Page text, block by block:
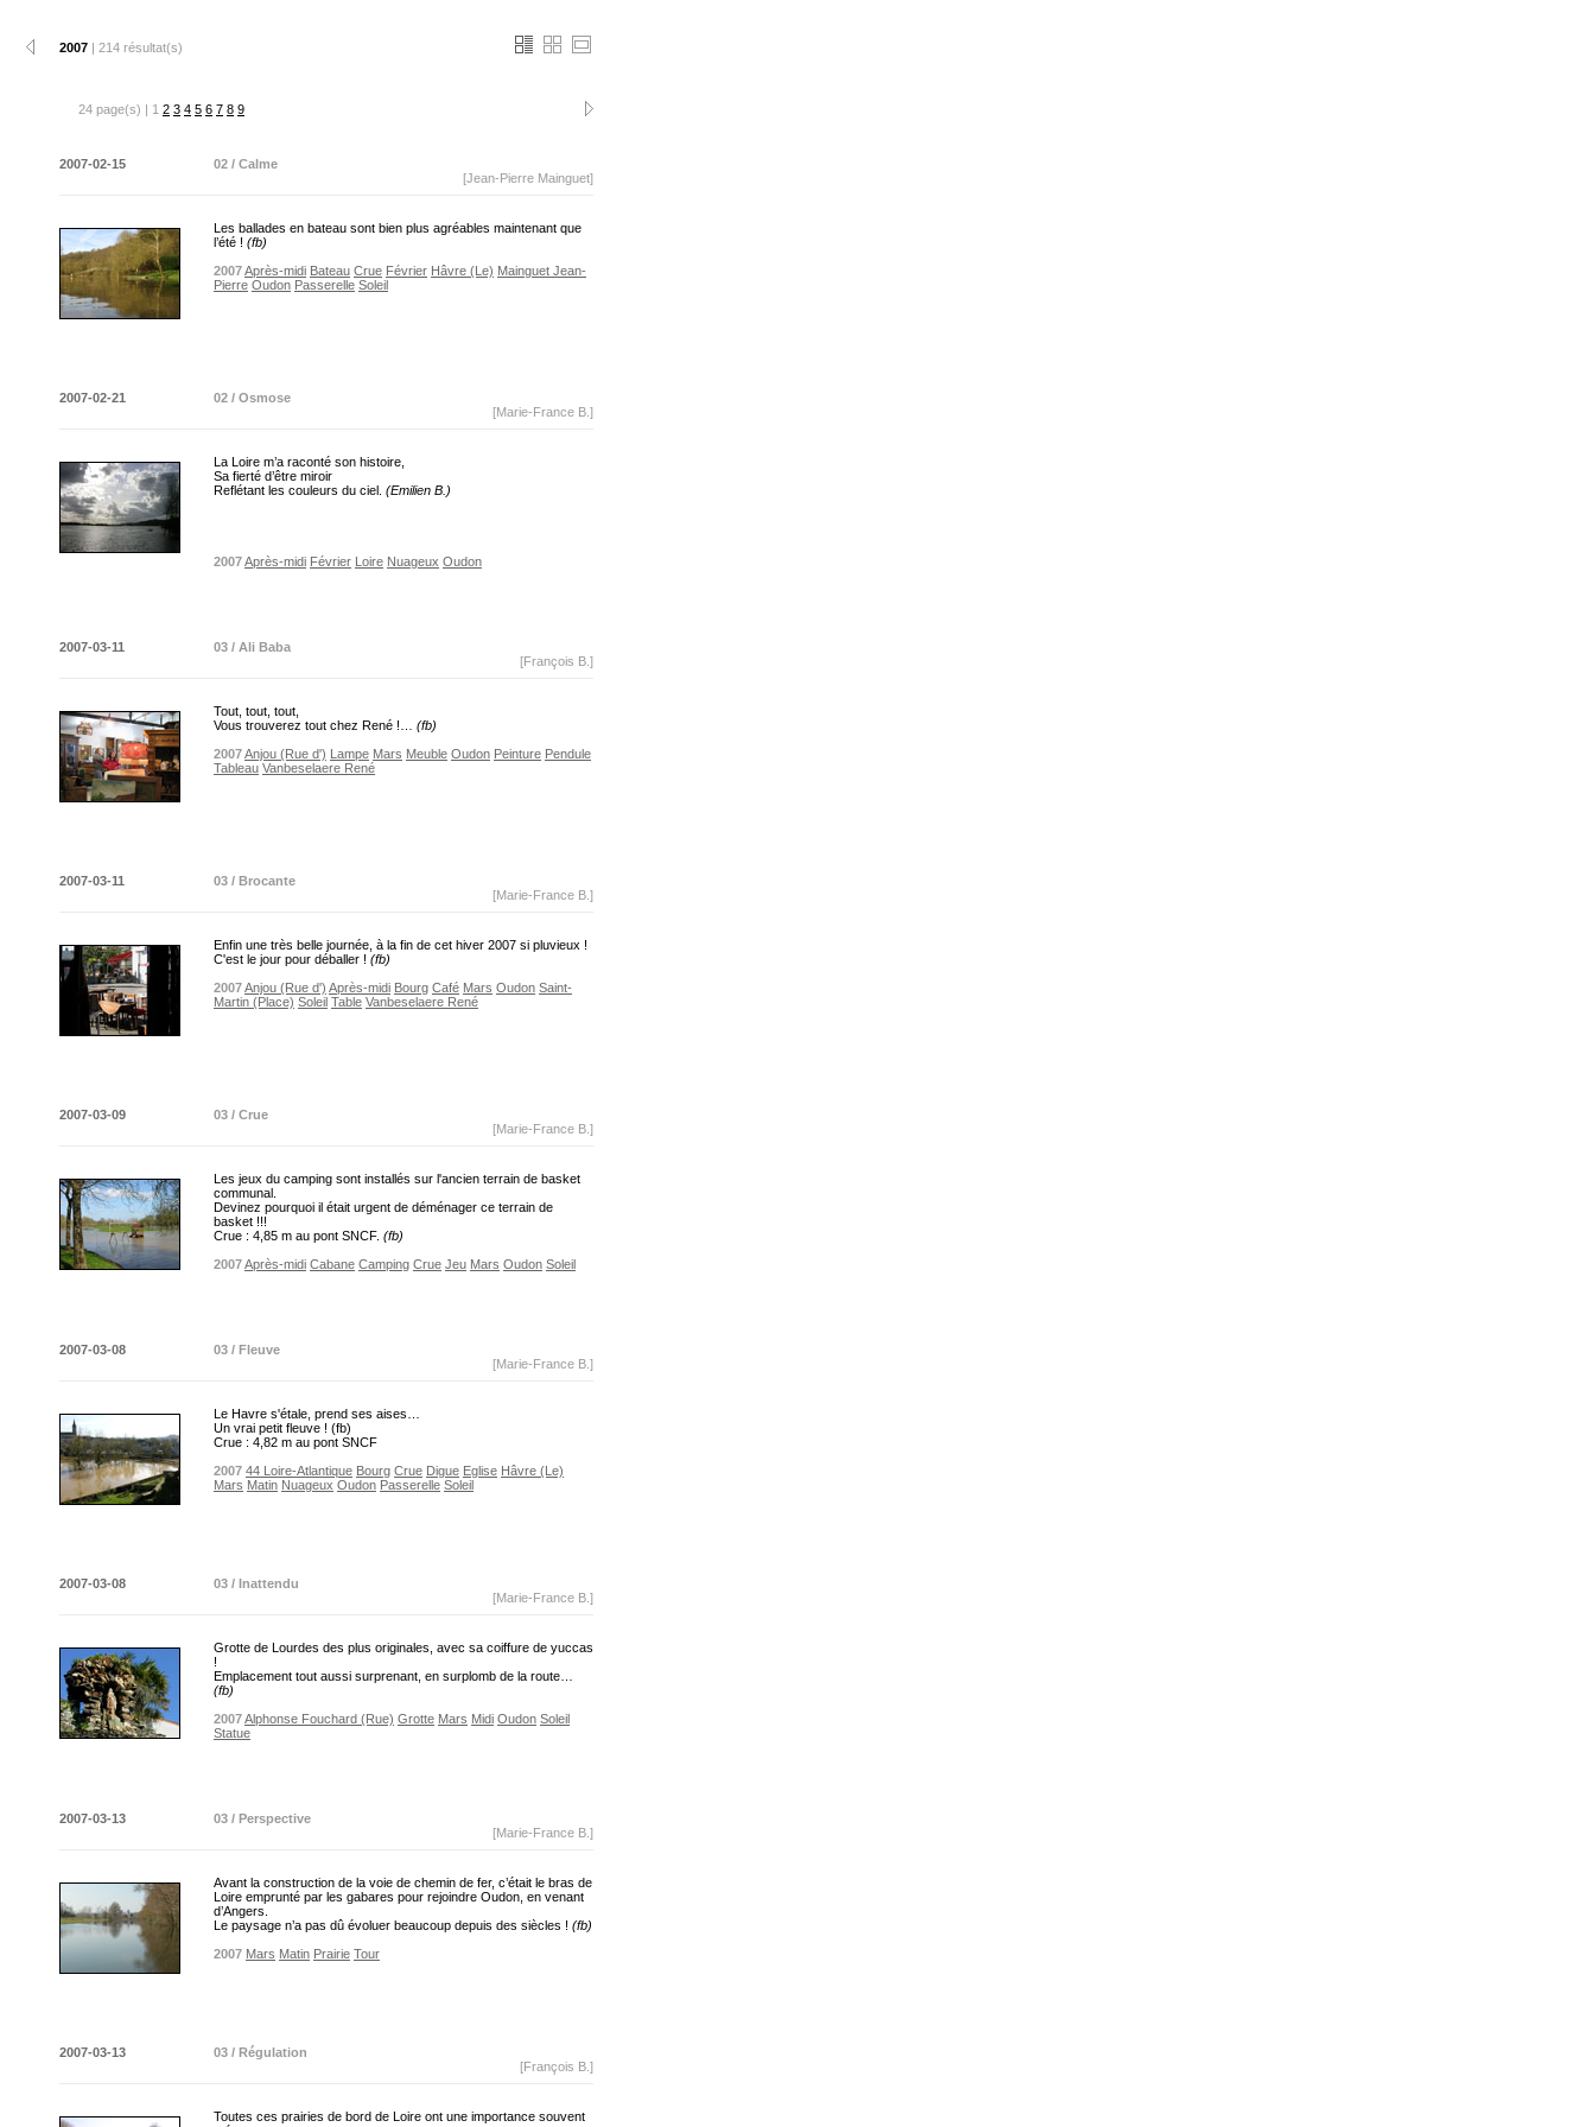
2007 | 214 résultat(s)
24 page(s) | 1 2 3 4 5 6 7 8 9
2007-02-15
02 / Calme
[Jean-Pierre Mainguet]
Les ballades en bateau sont bien plus agréables maintenant que
l’été ! (fb)
2007Après-midi Bateau Crue Février Hâvre (Le) Mainguet Jean-
Pierre Oudon Passerelle Soleil
2007-02-21
02 / Osmose
[Marie-France B.]
La Loire m’a raconté son histoire,
Sa fierté d’être miroir
Reflétant les couleurs du ciel. (Emilien B.)
2007Après-midi Février Loire Nuageux Oudon
2007-03-11
03 / Ali Baba
[François B.]
Tout, tout, tout,
Vous trouverez tout chez René !… (fb)
2007Anjou (Rue d') Lampe Mars Meuble Oudon Peinture Pendule
Tableau Vanbeselaere René
2007-03-11
03 / Brocante
[Marie-France B.]
Enfin une très belle journée, à la fin de cet hiver 2007 si pluvieux !
C'est le jour pour déballer ! (fb)
2007Anjou (Rue d') Après-midi Bourg Café Mars Oudon Saint-
Martin (Place) Soleil Table Vanbeselaere René
2007-03-09
03 / Crue
[Marie-France B.]
Les jeux du camping sont installés sur l'ancien terrain de basket
communal.
Devinez pourquoi il était urgent de déménager ce terrain de
basket !!!
Crue : 4,85 m au pont SNCF. (fb)
2007Après-midi Cabane Camping Crue Jeu Mars Oudon Soleil
2007-03-08
03 / Fleuve
[Marie-France B.]
Le Havre s'étale, prend ses aises…
Un vrai petit fleuve ! (fb)
Crue : 4,82 m au pont SNCF
2007 44 Loire-Atlantique Bourg Crue Digue Eglise Hâvre (Le)
Mars Matin Nuageux Oudon Passerelle Soleil
2007-03-08
03 / Inattendu
[Marie-France B.]
Grotte de Lourdes des plus originales, avec sa coiffure de yuccas
!
Emplacement tout aussi surprenant, en surplomb de la route…
(fb)
2007Alphonse Fouchard (Rue) Grotte Mars Midi Oudon Soleil
Statue
2007-03-13
03 / Perspective
[Marie-France B.]
Avant la construction de la voie de chemin de fer, c’était le bras de
Loire emprunté par les gabares pour rejoindre Oudon, en venant
d’Angers.
Le paysage n’a pas dû évoluer beaucoup depuis des siècles ! (fb)
2007 Mars Matin Prairie Tour
2007-03-13
03 / Régulation
[François B.]
Toutes ces prairies de bord de Loire ont une importance souvent